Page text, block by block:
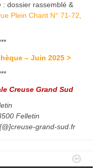
: dossier rassemblé &
Plein Chant N° 71-72,
– Juin 2025 >
Creuse Grand Sud
Felletin
grand-sud.fr
